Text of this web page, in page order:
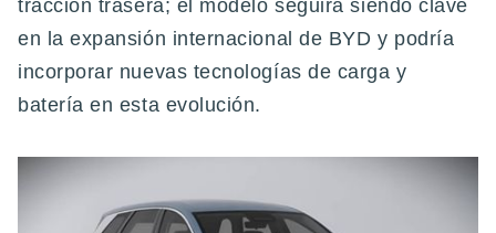
tracción trasera; el modelo seguirá siendo clave
en la expansión internacional de BYD y podría
incorporar nuevas tecnologías de carga y
batería en esta evolución.